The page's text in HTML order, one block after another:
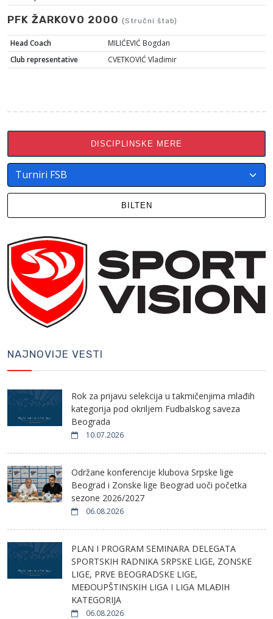
PFK ŽARKOVO 2000 (Stručni štab)
Head Coach
MILIĆEVIĆ Bogdan
Club representative
CVETKOVIĆ Vladimir
DISCIPLINSKE MERE
BILTEN
NAJNOVIJE VESTI
Rok za prijavu selekcija u takmičenjima mlađih
kategorija pod okriljem Fudbalskog saveza
Beograda
10.07.2026
Održane konferencije klubova Srpske lige
Beograd i Zonske lige Beograd uoči početka
sezone 2026/2027
06.08.2026
PLAN I PROGRAM SEMINARA DELEGATA
SPORTSKIH RADNIKA SRPSKE LIGE, ZONSKE
LIGE, PRVE BEOGRADSKE LIGE,
MEĐOUPŠTINSKIH LIGA I LIGA MLAĐIH
KATEGORIJA
06.08.2026